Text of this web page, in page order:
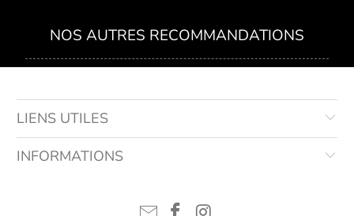
NOS AUTRES RECOMMANDATIONS
LIENS UTILES
INFORMATIONS